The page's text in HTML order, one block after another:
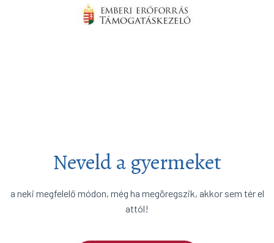
Neveld a gyermeket
a neki megfelelő módon, még ha megöregszik, akkor sem tér el
attól!